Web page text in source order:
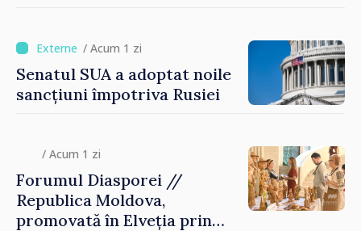
/ Acum 1 zi
Senatul SUA a adoptat noile
sancțiuni împotriva Rusiei
/ Acum 1 zi
Forumul Diasporei //
Republica Moldova,
promovată în Elveția prin